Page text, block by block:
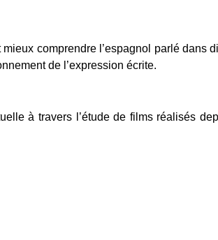
comprendre l’espagnol parlé
de l’expression écrite.
à travers l’étude de films réalisés